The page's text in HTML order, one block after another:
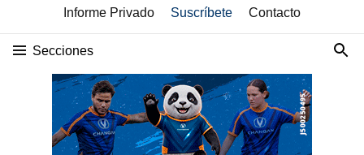
Informe Privado Suscríbete Contacto
Secciones